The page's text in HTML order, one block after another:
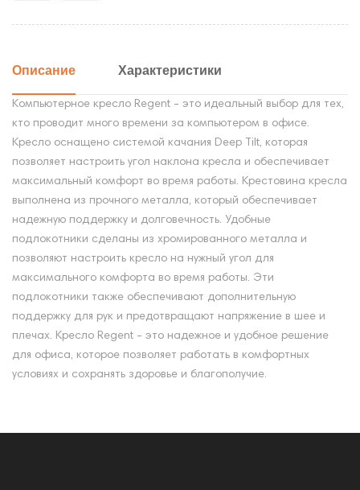
Описание Характеристики
Компьютерное кресло Regent - это идеальный выбор для тех,
кто проводит много времени за компьютером в офисе.
Кресло оснащено системой качания Deep Tilt, которая
позволяет настроить угол наклона кресла и обеспечивает
максимальный комфорт во время работы. Крестовина кресла
выполнена из прочного металла, который обеспечивает
надежную поддержку и долговечность. Удобные
подлокотники сделаны из хромированного металла и
позволяют настроить кресло на нужный угол для
максимального комфорта во время работы. Эти
подлокотники также обеспечивают дополнительную
поддержку для рук и предотвращают напряжение в шее и
плечах. Кресло Regent - это надежное и удобное решение
для офиса, которое позволяет работать в комфортных
условиях и сохранять здоровье и благополучие.